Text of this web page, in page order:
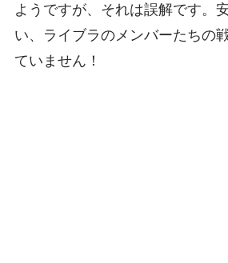
ようですが、それは誤解です。
い、ライブラのメンバーたちの
ていません！